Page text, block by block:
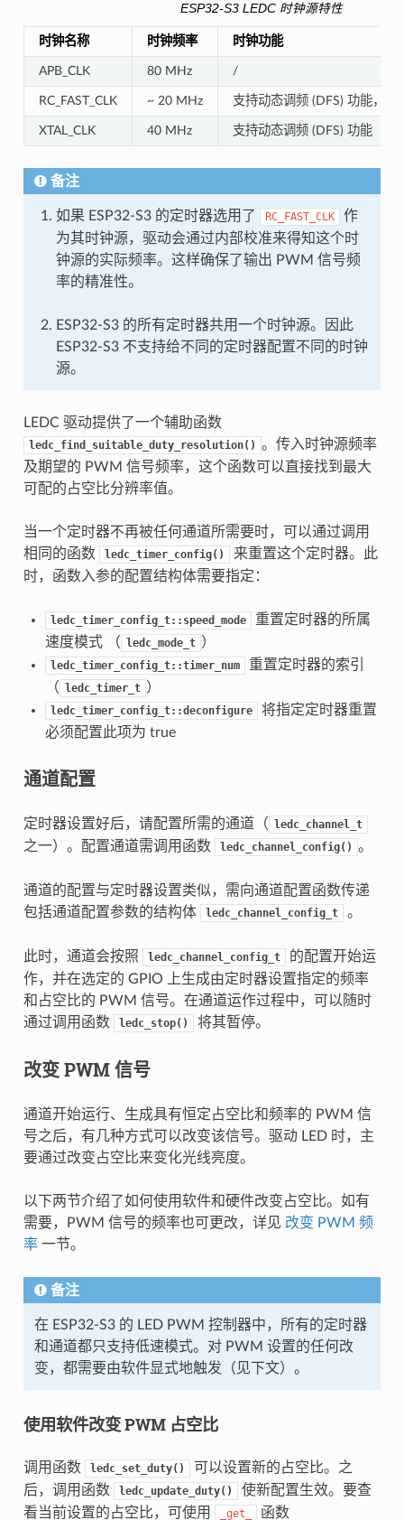
ESP32-S3 LEDC 时钟源特性
时钟名称 时钟频率 时钟功能
APB_CLK 80 MHz /
RC_FAST_CLK ~ 20 MHz 支持动态调频 (DFS) 功能，支
XTAL_CLK 40 MHz 支持动态调频 (DFS) 功能
备注
如果 ESP32-S3 的定时器选用了 RC_FAST_CLK
作
为其时钟源，驱动会通过内部校准来得知这个时
钟源的实际频率。这样确保了输出 PWM 信号频
率的精准性。
ESP32-S3 的所有定时器共用一个时钟源。因此
ESP32-S3 不支持给不同的定时器配置不同的时钟
源。
LEDC 驱动提供了一个辅助函数
ledc_find_suitable_duty_resolution() 。传入时钟源频率
及期望的 PWM 信号频率，这个函数可以直接找到最大
可配的占空比分辨率值。
当一个定时器不再被任何通道所需要时，可以通过调用
相同的函数
ledc_timer_config()
来重置这个定时器。此
时，函数入参的配置结构体需要指定：
ledc_timer_config_t::speed_mode
重置定时器的所属
速度模式 （
ledc_mode_t ）
ledc_timer_config_t::timer_num
重置定时器的索引
（
ledc_timer_t ）
ledc_timer_config_t::deconfigure
将指定定时器重置
必须配置此项为 true
通道配置
定时器设置好后，请配置所需的通道（ ledc_channel_t
之一）。配置通道需调用函数 ledc_channel_config() 。
通道的配置与定时器设置类似，需向通道配置函数传递
包括通道配置参数的结构体
ledc_channel_config_t 。
此时，通道会按照 ledc_channel_config_t
的配置开始运
作，并在选定的 GPIO 上生成由定时器设置指定的频率
和占空比的 PWM 信号。在通道运作过程中，可以随时
通过调用函数
ledc_stop() 将其暂停。
改变 PWM 信号
通道开始运行、生成具有恒定占空比和频率的 PWM 信
号之后，有几种方式可以改变该信号。驱动 LED 时，主
要通过改变占空比来变化光线亮度。
以下两节介绍了如何使用软件和硬件改变占空比。如有
需要，PWM 信号的频率也可更改，详见 改变 PWM 频
率一节。
备注
在 ESP32-S3 的 LED PWM 控制器中，所有的定时器
和通道都只支持低速模式。对 PWM 设置的任何改
变，都需要由软件显式地触发（见下文）。
使用软件改变 PWM 占空比
调用函数 ledc_set_duty()
可以设置新的占空比。之
后，调用函数
ledc_update_duty()
使新配置生效。要查
看当前设置的占空比，可使用
_get_ 函数